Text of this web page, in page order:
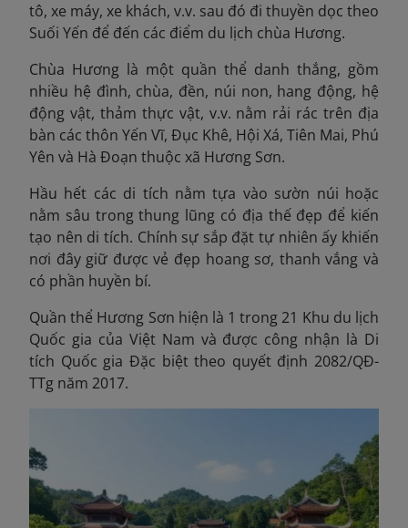
tô, xe máy, xe khách, v.v. sau đó đi thuyền dọc theo
Suối Yến để đến các điểm du lịch chùa Hương.
Chùa Hương là một quần thể danh thắng, gồm
nhiều hệ đình, chùa, đền, núi non, hang động, hệ
động vật, thảm thực vật, v.v. nằm rải rác trên địa
bàn các thôn Yến Vĩ, Đục Khê, Hội Xá, Tiên Mai, Phú
Yên và Hà Đoạn thuộc xã Hương Sơn.
Hầu hết các di tích nằm tựa vào sườn núi hoặc
nằm sâu trong thung lũng có địa thế đẹp để kiến
tạo nên di tích. Chính sự sắp đặt tự nhiên ấy khiến
nơi đây giữ được vẻ đẹp hoang sơ, thanh vắng và
có phần huyền bí.
Quần thể Hương Sơn hiện là 1 trong 21 Khu du lịch
Quốc gia của Việt Nam và được công nhận là Di
tích Quốc gia Đặc biệt theo quyết định 2082/QĐ-
TTg năm 2017.